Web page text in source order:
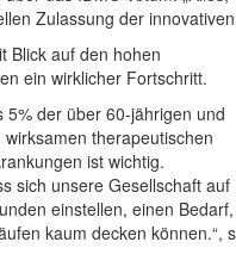
Zulassung der innovativen
Blick auf den hohen
ein wirklicher Fortschritt.
der über 60-jährigen und
therapeutischen
ist wichtig.
sich unsere Gesellschaft auf
einstellen, einen Bedarf,
kaum decken können.“,